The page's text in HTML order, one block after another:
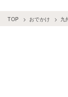
TOP おでかけ 九